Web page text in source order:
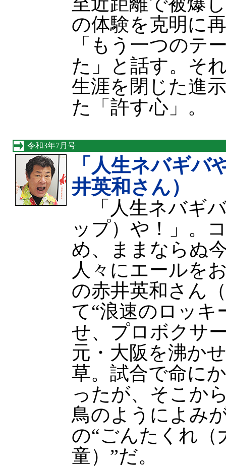
の体験を克明に
「もう一つのテ
た」と話す。そ
生涯を閉じた進
た「許す心」。
令和3年7月号
「人生ネバギバ
井英和さん）
「人生ネバギ
ップ）や！」。
め、ままならぬ
人々にエールを
の赤井英和さん
て“浪速のロッキ
せ、プロボクサ
元・大阪を沸か
草。試合で命に
ったが、そこか
鳥のようによみ
の“ごんたくれ（
童）”だ。